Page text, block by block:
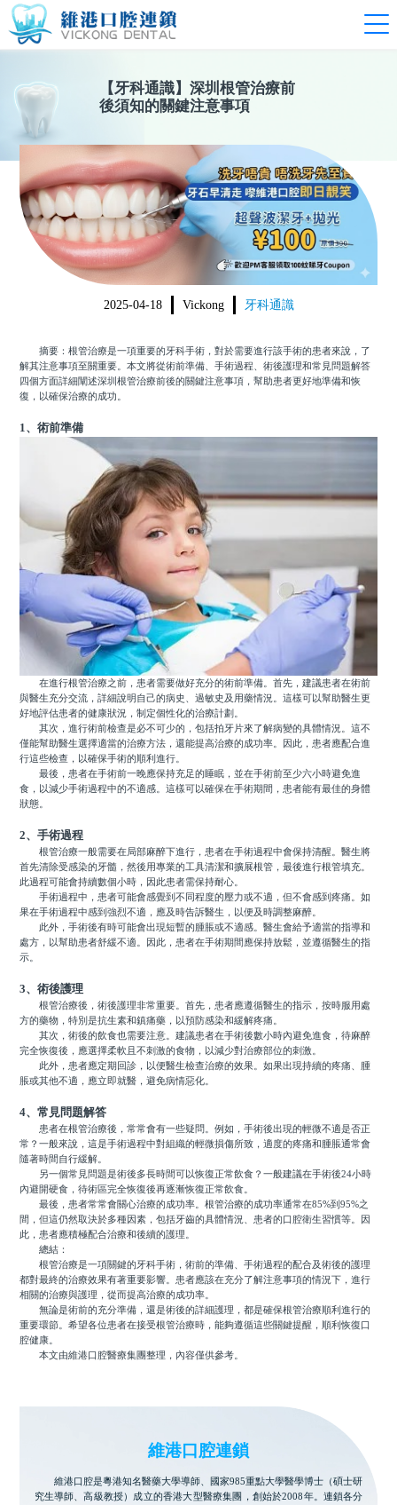
【 牙科通識】 深圳根管治療前
後須知的關鍵注意事項
2025-04-18 Vickong 牙科通識
摘要：根管治療是一項重要的牙科手術，對於需要進行該手術的患者來說，了
解其注意事項至關重要。本文將從術前準備、手術過程、術後護理和常見問題解答
四個方面詳細闡述深圳根管治療前後的關鍵注意事項，幫助患者更好地準備和恢
復，以確保治療的成功。
1、術前準備
在進行根管治療之前，患者需要做好充分的術前準備。首先，建議患者在術前
與醫生充分交流，詳細說明自己的病史、過敏史及用藥情況。這樣可以幫助醫生更
好地評估患者的健康狀況，制定個性化的治療計劃。
其次，進行術前檢查是必不可少的，包括拍牙片來了解病變的具體情況。這不
僅能幫助醫生選擇適當的治療方法，還能提高治療的成功率。因此，患者應配合進
行這些檢查，以確保手術的順利進行。
最後，患者在手術前一晚應保持充足的睡眠，並在手術前至少六小時避免進
食，以減少手術過程中的不適感。這樣可以確保在手術期間，患者能有最佳的身體
狀態。
2、手術過程
根管治療一般需要在局部麻醉下進行，患者在手術過程中會保持清醒。醫生將
首先清除受感染的牙髓，然後用專業的工具清潔和擴展根管，最後進行根管填充。
此過程可能會持續數個小時，因此患者需保持耐心。
手術過程中，患者可能會感覺到不同程度的壓力或不適，但不會感到疼痛。如
果在手術過程中感到強烈不適，應及時告訴醫生，以便及時調整麻醉。
此外，手術後有時可能會出現短暫的腫脹或不適感。醫生會給予適當的指導和
處方，以幫助患者舒緩不適。因此，患者在手術期間應保持放鬆，並遵循醫生的指
示。
3、術後護理
根管治療後，術後護理非常重要。首先，患者應遵循醫生的指示，按時服用處
方的藥物，特別是抗生素和鎮痛藥，以預防感染和緩解疼痛。
其次，術後的飲食也需要注意。建議患者在手術後數小時內避免進食，待麻醉
完全恢復後，應選擇柔軟且不刺激的食物，以減少對治療部位的刺激。
此外，患者應定期回診，以便醫生檢查治療的效果。如果出現持續的疼痛、腫
脹或其他不適，應立即就醫，避免病情惡化。
4、常見問題解答
患者在根管治療後，常常會有一些疑問。例如，手術後出現的輕微不適是否正
常？一般來說，這是手術過程中對組織的輕微損傷所致，適度的疼痛和腫脹通常會
隨著時間自行緩解。
另一個常見問題是術後多長時間可以恢復正常飲食？一般建議在手術後24小時
內避開硬食，待術區完全恢復後再逐漸恢復正常飲食。
最後，患者常常會關心治療的成功率。根管治療的成功率通常在85%到95%之
間，但這仍然取決於多種因素，包括牙齒的具體情況、患者的口腔衛生習慣等。因
此，患者應積極配合治療和後續的護理。
總結：
根管治療是一項關鍵的牙科手術，術前的準備、手術過程的配合及術後的護理
都對最終的治療效果有著重要影響。患者應該在充分了解注意事項的情況下，進行
相關的治療與護理，從而提高治療的成功率。
無論是術前的充分準備，還是術後的詳細護理，都是確保根管治療順利進行的
重要環節。希望各位患者在接受根管治療時，能夠遵循這些關鍵提醒，順利恢復口
腔健康。
本文由維港口腔醫療集團整理，內容僅供參考。
維港口腔連鎖
維港口腔是粵港知名醫藥大學導師、國家985重點大學醫學博士（碩士研
究生導師、高級教授）成立的香港大型醫療集團，創始於2008年。連鎖各分